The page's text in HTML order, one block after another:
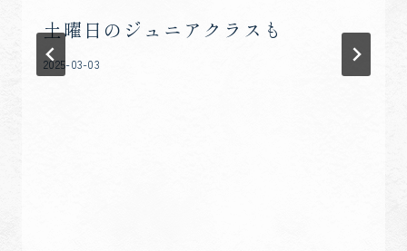
土曜日のジュニアクラスも
2025-03-03